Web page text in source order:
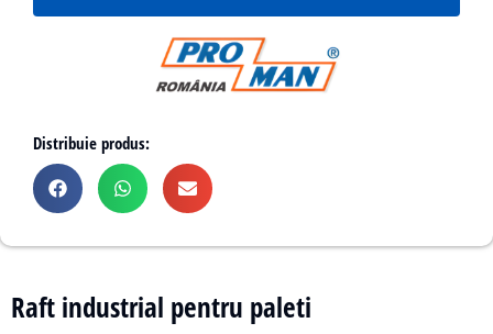
Distribuie produs:
Raft industrial pentru paleti